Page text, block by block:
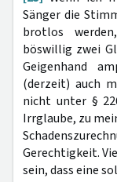
Sänger die
brotlos
böswillig zwei
Geigenhand
(derzeit) auch
nicht unter §
Irrglaube, zu
Gerechtigkeit.
sein, dass eine